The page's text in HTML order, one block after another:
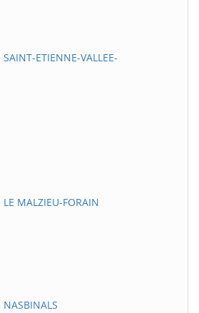
ETIENNE-VALLEE-
MALZIEU-FORAIN